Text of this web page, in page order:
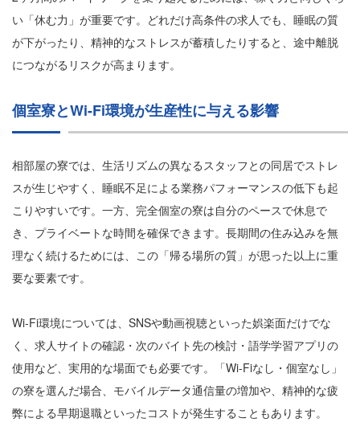
い「休む力」が重要です。どれだけ高条件の求人でも、睡眠の質
が下がったり、精神的なストレスが蓄積したりすると、途中離脱
につながるリスクが高まります。
個室寮とWi-Fi環境が生産性に与える影響
相部屋の寮では、生活リズムの異なるスタッフとの同居でストレ
スが生じやすく、睡眠不足による業務パフォーマンスの低下も起
こりやすいです。一方、完全個室の寮は自分のペースで休息で
き、プライベートな時間を確保できます。長期間の住み込みを無
理なく続けるためには、この「帰る場所の質」が思った以上に重
要な要素です。
Wi-Fi環境については、SNSや動画視聴といった娯楽面だけでな
く、求人サイトの確認・次のバイト先の検討・語学学習アプリの
使用など、実用的な場面でも必要です。「Wi-Fiなし・個室なし」
の寮を選んだ場合、モバイルデータ通信量の増加や、精神的な疲
弊による早期退職といったコストが発生することもあります。